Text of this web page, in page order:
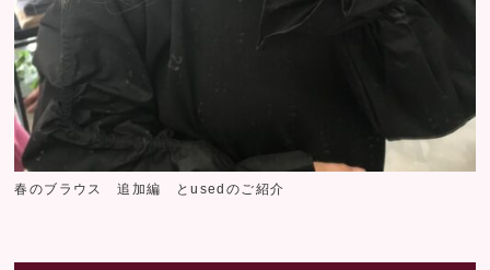
春のブラウス 追加編 とusedのご紹介